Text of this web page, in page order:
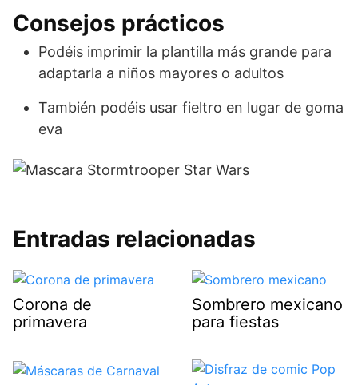
Consejos prácticos
Podéis imprimir la plantilla más grande para
adaptarla a niños mayores o adultos
También podéis usar fieltro en lugar de goma
eva
Entradas relacionadas
Corona de
primavera
Sombrero mexicano
para fiestas